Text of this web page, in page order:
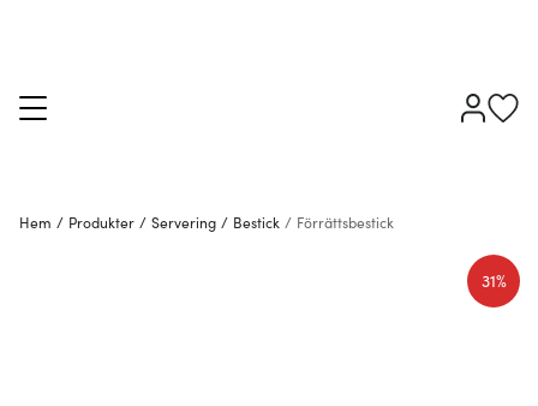
Hem / Produkter / Servering / Bestick / Förrättsbestick
31%